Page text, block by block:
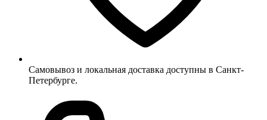
Самовывоз и локальная доставка доступны в Санкт-
Петербурге.